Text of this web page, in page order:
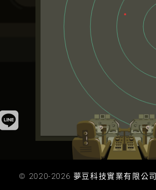
L
i
e
© 2020-2026 夢豆科技實業有限公司